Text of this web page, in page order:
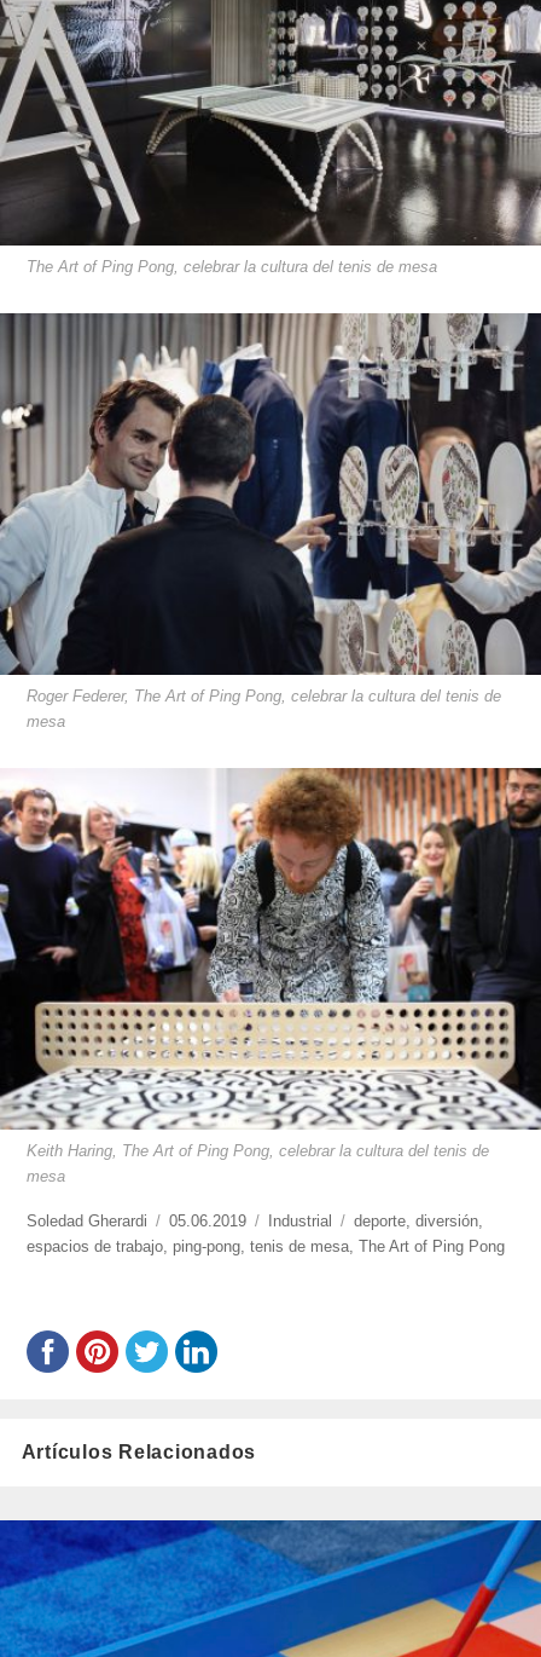
The Art of Ping Pong, celebrar la cultura del tenis de mesa
Roger Federer, The Art of Ping Pong, celebrar la cultura del tenis de
mesa
Keith Haring, The Art of Ping Pong, celebrar la cultura del tenis de
mesa
https://www.experimenta.es/author/soledad-
gherardi/
Soledad Gherardi
Publicado
el
05.06.2019 Categorías
Industrial Etiquetas
deporte ,diversión
espacios de trabajo ping-pong ,tenis de mesa ,The Art of Ping Pong
Artículos Relacionados